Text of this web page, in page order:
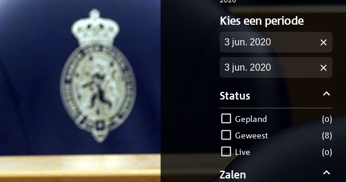
Kies een periode
Startdatum
Einddatum
Status
gepland (0)
geweest
(8)
live
(0)
Zalen